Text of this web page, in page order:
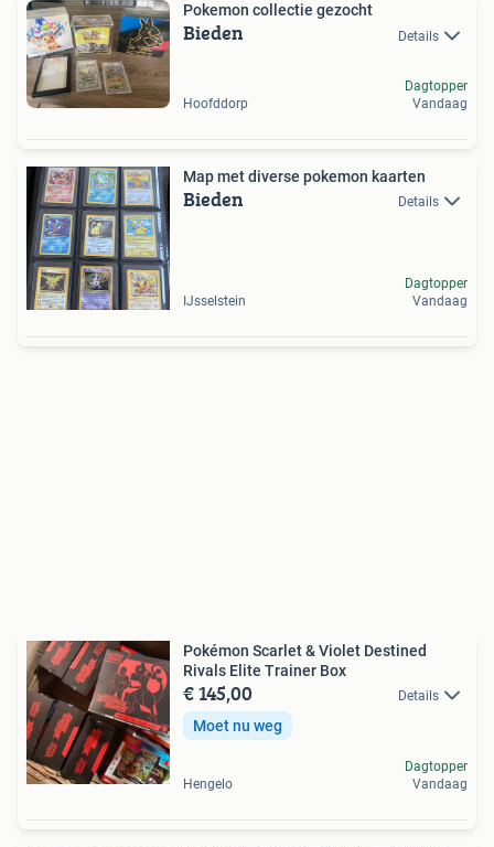
Pokemon collectie gezocht
Bieden Details
Hoofddorp
Dagtopper
Vandaag
Map met diverse pokemon kaarten
Bieden Details
IJsselstein
Dagtopper
Vandaag
Pokémon Scarlet & Violet Destined
Rivals Elite Trainer Box
€ 145,00 Details
Moet nu weg
Hengelo
Dagtopper
Vandaag